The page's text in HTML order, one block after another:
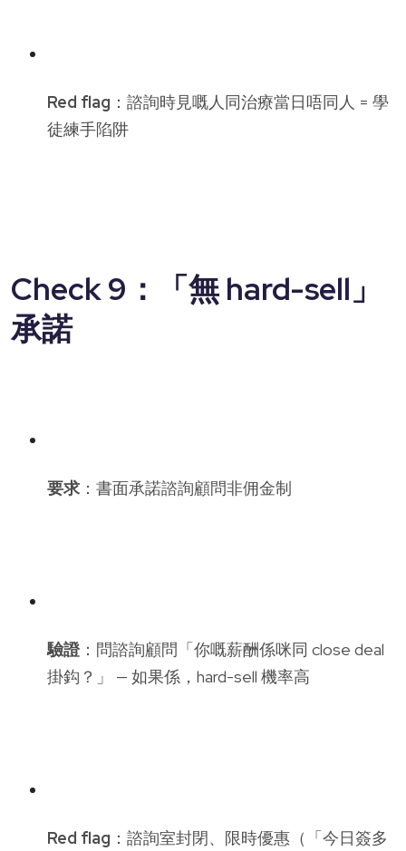
Red flag ：諮詢時見嘅人同治療當日唔同人 = 學
徒練手陷阱
Check 9：「無 hard-sell」
承諾
要求 ：書面承諾諮詢顧問非佣金制
驗證：問諮詢顧問「你嘅薪酬係咪同 close deal
掛鈎？」 — 如果係，hard-sell 機率高
Red flag ：諮詢室封閉、限時優惠（「今日簽多